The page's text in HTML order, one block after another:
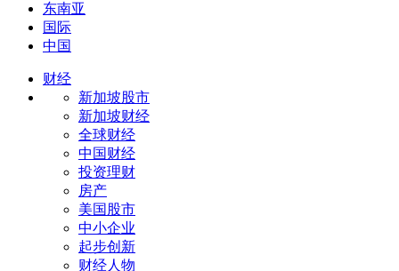
东南亚
国际
中国
财经
新加坡股市
新加坡财经
全球财经
中国财经
投资理财
房产
美国股市
中小企业
起步创新
财经人物